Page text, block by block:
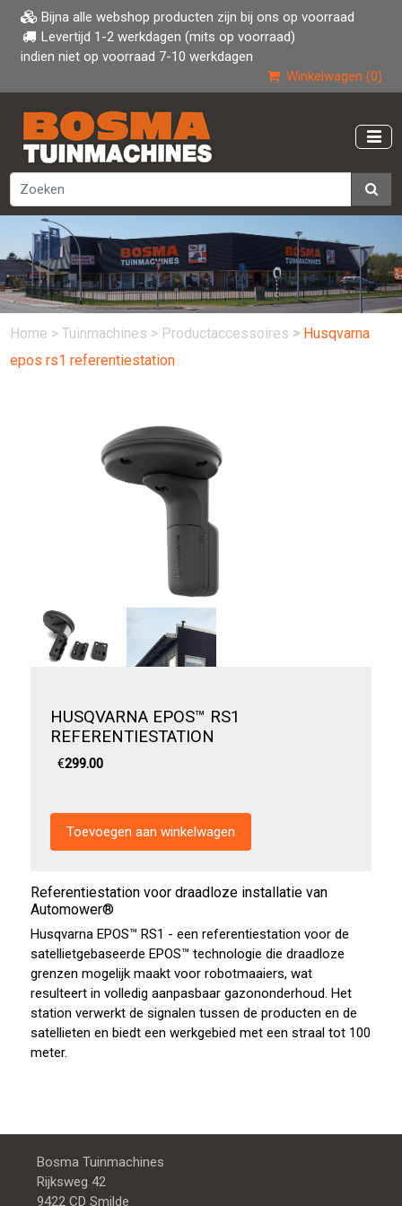
Bijna alle webshop producten zijn bij ons op voorraad
Levertijd 1-2 werkdagen (mits op voorraad)
indien niet op voorraad 7-10 werkdagen
Winkelwagen (0)
Home >Tuinmachines > Productaccessoires > Husqvarna
epos rs1 referentiestation
HUSQVARNA EPOS™ RS1
REFERENTIESTATION
€299.00
Referentiestation voor draadloze installatie van
Automower®
Husqvarna EPOS™ RS1 - een referentiestation voor de
satellietgebaseerde EPOS™ technologie die draadloze
grenzen mogelijk maakt voor robotmaaiers, wat
resulteert in volledig aanpasbaar gazononderhoud. Het
station verwerkt de signalen tussen de producten en de
satellieten en biedt een werkgebied met een straal tot 100
meter.
Bosma Tuinmachines
Rijksweg 42
9422 CD Smilde